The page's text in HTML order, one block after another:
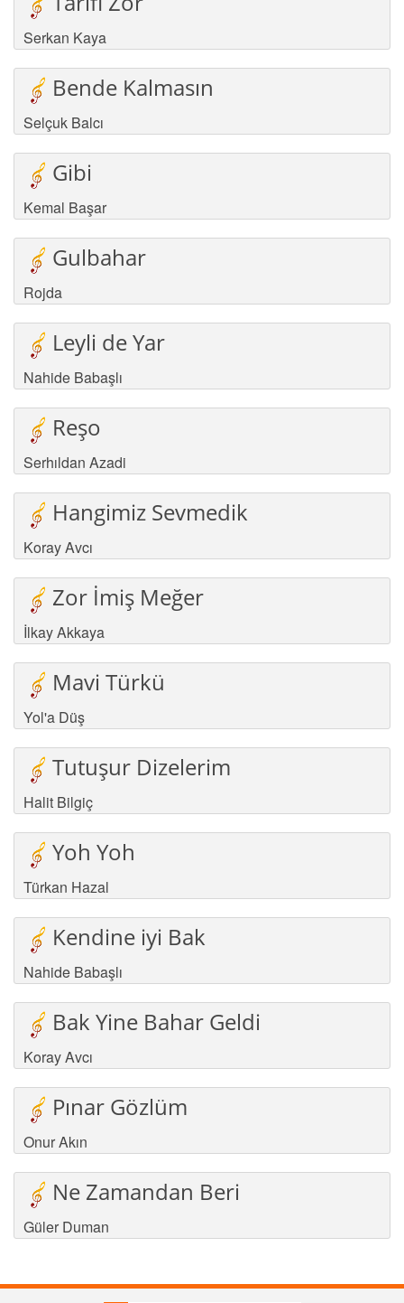
Serkan Kaya
Bende Kalmasın
Selçuk Balcı
Gibi
Kemal Başar
Gulbahar
Rojda
Leyli de Yar
Nahide Babaşlı
Reşo
Serhıldan Azadi
Hangimiz Sevmedik
Koray Avcı
Zor İmiş Meğer
İlkay Akkaya
Mavi Türkü
Yol'a Düş
Tutuşur Dizelerim
Halit Bilgiç
Yoh Yoh
Türkan Hazal
Kendine iyi Bak
Nahide Babaşlı
Bak Yine Bahar Geldi
Koray Avcı
Pınar Gözlüm
Onur Akın
Ne Zamandan Beri
Güler Duman